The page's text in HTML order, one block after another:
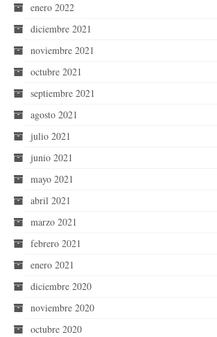
enero 2022
diciembre 2021
noviembre 2021
octubre 2021
septiembre 2021
agosto 2021
julio 2021
junio 2021
mayo 2021
abril 2021
marzo 2021
febrero 2021
enero 2021
diciembre 2020
noviembre 2020
octubre 2020